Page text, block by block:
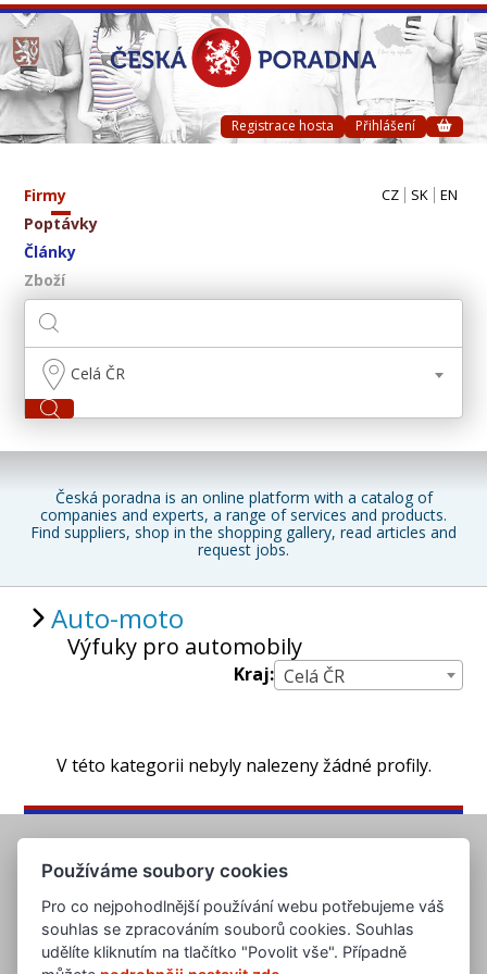
Registrace hosta Přihlášení
Firmy
Poptávky
Články
Zboží
CZ SK EN
Celá ČR
Česká poradna is an online platform with a catalog of
companies and experts, a range of services and products.
Find suppliers, shop in the shopping gallery, read articles and
request jobs.
Auto-moto
Výfuky pro automobily
Kraj: Celá ČR
V této kategorii nebyly nalezeny žádné profily.
Používáme soubory cookies
Pro co nejpohodlnější používání webu potřebujeme váš
souhlas se zpracováním souborů cookies. Souhlas
udělíte kliknutím na tlačítko "Povolit vše". Případně